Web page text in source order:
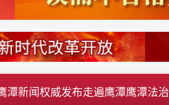
潭新闻 权威发布走遍鹰潭鹰潭法治